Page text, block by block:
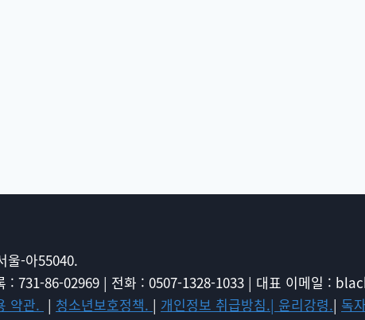
울-아55040.
: 731-86-02969 | 전화 : 0507-1328-1033 | 대표 이메일 :
약관. | 청소년보호정책. | 개인정보 취급방침.| 윤리강령.| 독